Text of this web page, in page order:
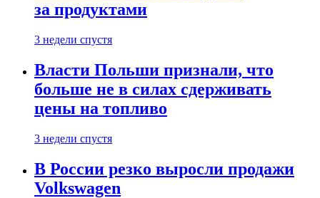
за продуктами
3 недели спустя
Власти Польши признали, что
больше не в силах сдерживать
цены на топливо
3 недели спустя
В России резко выросли продажи
Volkswagen